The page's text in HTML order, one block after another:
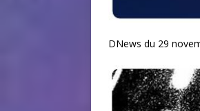
DNews du 29